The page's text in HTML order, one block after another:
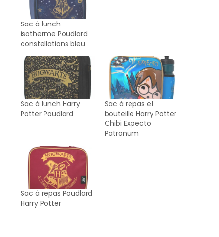
Sac à lunch
isotherme Poudlard
constellations bleu
Sac à lunch Harry
Potter Poudlard
Sac à repas et
bouteille Harry Potter
Chibi Expecto
Patronum
Sac à repas Poudlard
Harry Potter